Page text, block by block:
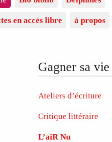
en accès libre à propos
Gagner sa vie
Ateliers d’écriture
Critique littéraire
L’aiR Nu